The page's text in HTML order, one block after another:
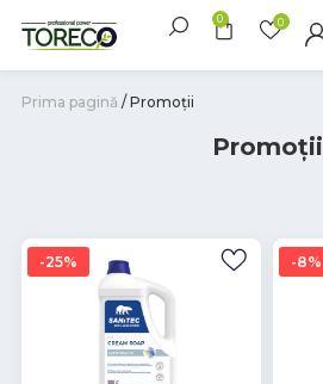
0 0
Prima pagină / Promoții
Promoții
25% 8%